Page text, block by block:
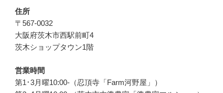
ョ
ン
住所
〒567-0032
大阪府茨木市西駅前町4
茨木ショップタウン1階
営業時間
第1･3月曜10:00-（忍頂寺「Farm河野屋」）